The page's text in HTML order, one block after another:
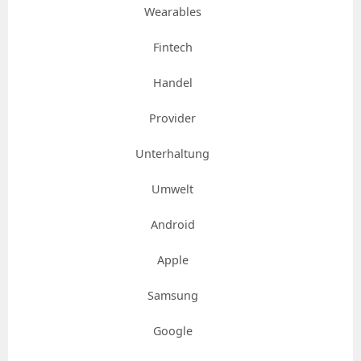
Wearables
Fintech
Handel
Provider
Unterhaltung
Umwelt
Android
Apple
Samsung
Google